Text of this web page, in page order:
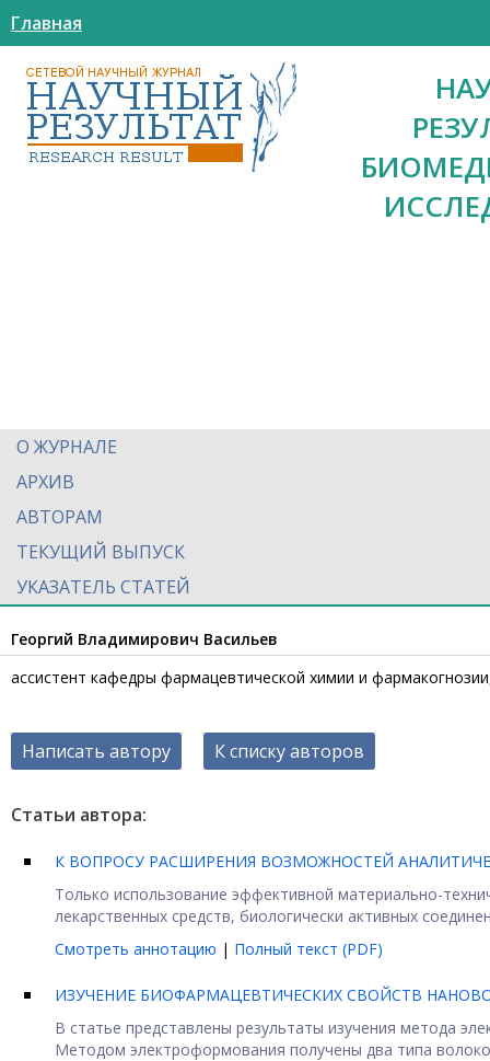
Главная
О ЖУРНАЛЕ
АРХИВ
АВТОРАМ
ТЕКУЩИЙ ВЫПУСК
УКАЗАТЕЛЬ СТАТЕЙ
Георгий Владимирович Васильев
ассистент кафедры фармацевтической химии и
Написать автору К списку авторов
Статьи автора:
К ВОПРОСУ РАСШИРЕНИЯ ВОЗМОЖНОСТЕЙ
Только использование эффективной материально-
лекарственных средств, биологически активных
Смотреть аннотацию | Полный текст (PDF)
ИЗУЧЕНИЕ БИОФАРМАЦЕВТИЧЕСКИХ СВОЙСТВ
В статье представлены результаты изучения метода
Методом электроформования получены два типа